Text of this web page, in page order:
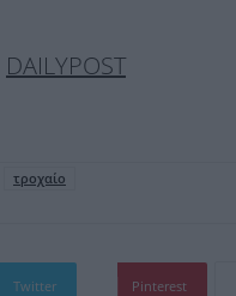
DAILYPOST
τροχαίο
Twitter Pinterest